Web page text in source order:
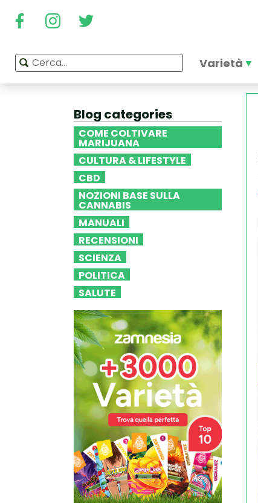
Varietà
Blog categories
COME COLTIVARE
MARIJUANA
CULTURA & LIFESTYLE
CBD
NOZIONI BASE SULLA
CANNABIS
MANUALI
RECENSIONI
SCIENZA
POLITICA
SALUTE